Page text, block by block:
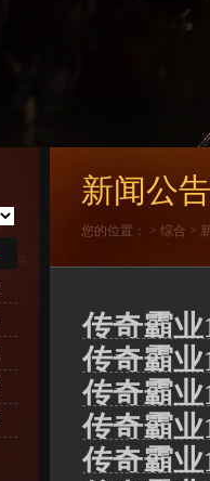
新闻公告
您的位置： > 综合 >
传奇霸
传奇霸
传奇霸
传奇霸
传奇霸